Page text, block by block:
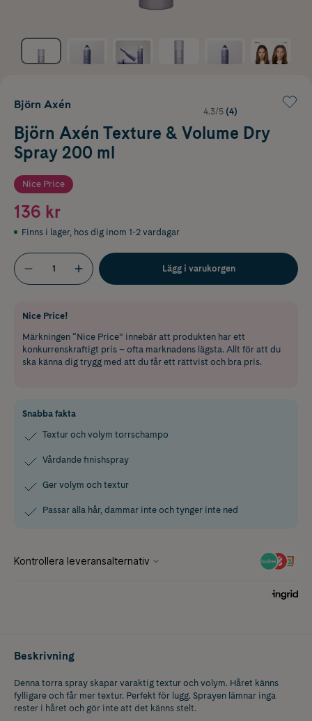
Björn Axén
4.3/5 (4)
Björn Axén Texture & Volume Dry
Spray 200 ml
Nice Price
136 kr
Finns i lager, hos dig inom 1-2 vardagar
Lägg i varukorgen
Nice Price!
Märkningen “Nice Price” innebär att produkten har ett
konkurrenskraftigt pris – ofta marknadens lägsta. Allt för att du
ska känna dig trygg med att du får ett rättvist och bra pris.
Snabba fakta
Textur och volym torrschampo
Vårdande finishspray
Ger volym och textur
Passar alla hår, dammar inte och tynger inte ned
Beskrivning
Denna torra spray skapar varaktig textur och volym. Håret känns
fylligare och får mer textur. Perfekt för lugg. Sprayen lämnar inga
rester i håret och gör inte att det känns stelt.